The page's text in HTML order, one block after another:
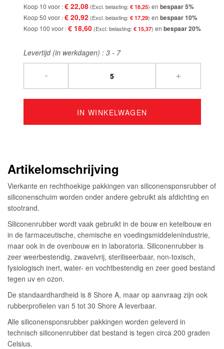
Koop 10 voor € 22,08 € 18,25 en bespaar5%
Koop 50 voor € 20,92 € 17,29 en bespaar10%
Koop 100 voor € 18,60 € 15,37 en bespaar20%
Levertijd (in werkdagen) : 3 - 7
- +
IN WINKELWAGEN
Artikelomschrijving
Vierkante en rechthoekige pakkingen van siliconensponsrubber of
siliconenschuim worden onder andere gebruikt als afdichting en
stootrand.
Siliconenrubber wordt vaak gebruikt in de bouw en ketelbouw en
in de farmaceutische, chemische en voedingsmiddelenindustrie,
maar ook in de ovenbouw en in laboratoria. Siliconenrubber is
zeer weerbestendig, zwavelvrij, steriliseerbaar, non-toxisch,
fysiologisch inert, water- en vochtbestendig en zeer goed bestand
tegen uv en ozon.
De standaardhardheid is 8 Shore A, maar op aanvraag zijn ook
rubberprofielen van 5 tot 30 Shore A leverbaar.
Alle siliconensponsrubber pakkingen worden geleverd in
technisch siliconenrubber dat bestand is tegen circa 200 graden
Celsius.